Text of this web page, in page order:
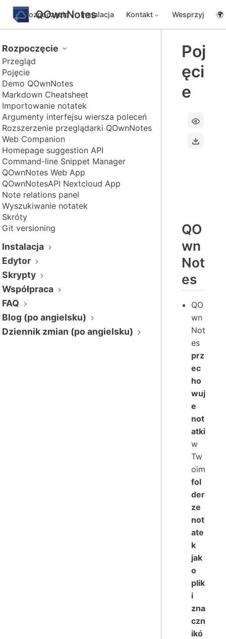
QOwnNotes
Rozpoczęcie Instalacja Kontakt Wesprzyj 🌍
Rozpoczęcie
Przegląd
Pojęcie
Demo QOwnNotes
Markdown Cheatsheet
Importowanie notatek
Argumenty interfejsu wiersza poleceń
Rozszerzenie przeglądarki QOwnNotes
Web Companion
Homepage suggestion API
Command-line Snippet Manager
QOwnNotes Web App
QOwnNotesAPI Nextcloud App
Note relations panel
Wyszukiwanie notatek
Skróty
Git versioning
Instalacja
Edytor
Skrypty
Współpraca
FAQ
Blog (po angielsku)
Dziennik zmian (po angielsku)
Poj
ęci
e
QO
wn
Not
es
QO
wn
Not
es
prz
ec
ho
wuj
e
not
atki
w
Tw
oim
fol
der
ze
not
ate
k
jak
o
plik
i
zna
czn
ikó